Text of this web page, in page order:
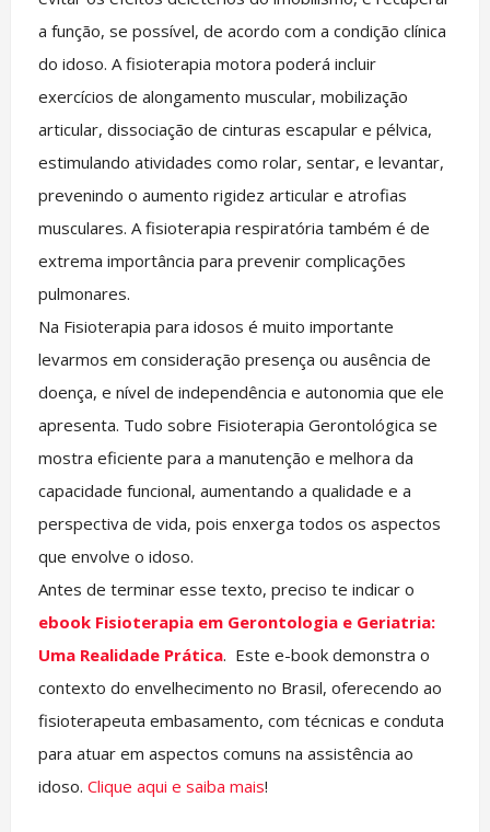
a função, se possível, de acordo com a condição clínica
do idoso. A fisioterapia motora poderá incluir
exercícios de alongamento muscular, mobilização
articular, dissociação de cinturas escapular e pélvica,
estimulando atividades como rolar, sentar, e levantar,
prevenindo o aumento rigidez articular e atrofias
musculares. A fisioterapia respiratória também é de
extrema importância para prevenir complicações
pulmonares.
Na Fisioterapia para idosos é muito importante
levarmos em consideração presença ou ausência de
doença, e nível de independência e autonomia que ele
apresenta. Tudo sobre Fisioterapia Gerontológica se
mostra eficiente para a manutenção e melhora da
capacidade funcional, aumentando a qualidade e a
perspectiva de vida, pois enxerga todos os aspectos
que envolve o idoso.
Antes de terminar esse texto, preciso te indicar o
ebook Fisioterapia em Gerontologia e Geriatria:
Uma Realidade Prática. Este e-book demonstra o
contexto do envelhecimento no Brasil, oferecendo ao
fisioterapeuta embasamento, com técnicas e conduta
para atuar em aspectos comuns na assistência ao
idoso. Clique aqui e saiba mais!